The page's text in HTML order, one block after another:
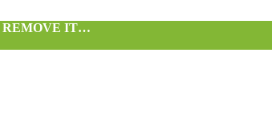
REMOVE IT…